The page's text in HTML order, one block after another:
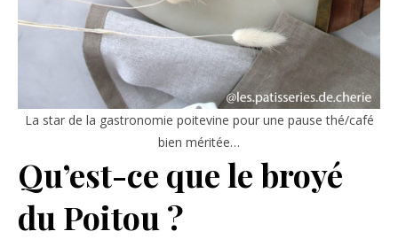
La star de la gastronomie poitevine pour une pause thé/café
bien méritée…
Qu’est-ce que le broyé
du Poitou ?